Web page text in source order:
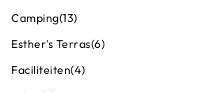
Camping(13)
Esther's Terras(6)
Faciliteiten(4)